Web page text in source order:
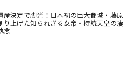
産決定で脚光！日本初の巨大都城・藤原
り上げた知られざる女帝・持統天皇の凄
念